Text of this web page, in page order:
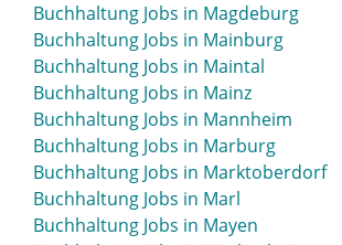
Buchhaltung Jobs in Limburg
Buchhaltung Jobs in Limburg-Weilburg
Buchhaltung Jobs in Lindau
Buchhaltung Jobs in Lindenberg
Buchhaltung Jobs in Lindlar
Buchhaltung Jobs in Lingen
Buchhaltung Jobs in Lippstadt
Buchhaltung Jobs in Löbau
Buchhaltung Jobs in Lohne
Buchhaltung Jobs in Magdeburg
Buchhaltung Jobs in Mainburg
Buchhaltung Jobs in Maintal
Buchhaltung Jobs in Mainz
Buchhaltung Jobs in Mannheim
Buchhaltung Jobs in Marburg
Buchhaltung Jobs in Marktoberdorf
Buchhaltung Jobs in Marl
Buchhaltung Jobs in Mayen